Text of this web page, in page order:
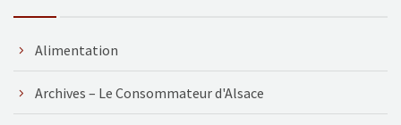
Alimentation
Archives – Le Consommateur d'Alsace